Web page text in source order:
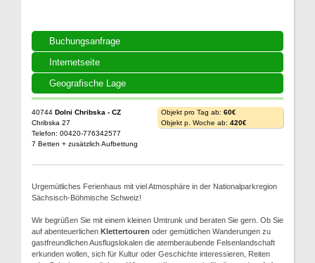
Buchungsanfrage
Internetseite
Geografische Lage
40744 Dolni Chribska - CZ
Chribska 27
Telefon: 00420-776342577
7 Betten + zusätzlich Aufbettung
Objekt pro Tag ab: 60€
Objekt p. Woche ab: 420€
Urgemütliches Ferienhaus mit viel Atmosphäre in der Nationalparkregion
Sächsisch-Böhmische Schweiz!
Wir begrüßen Sie mit einem kleinen Umtrunk und beraten Sie gern. Ob Sie
auf abenteuerlichen Klettertouren oder gemütlichen Wanderungen zu
gastfreundlichen Ausflugslokalen die atemberaubende Felsenlandschaft
erkunden wollen, sich für Kultur oder Geschichte interessieren, Reiten